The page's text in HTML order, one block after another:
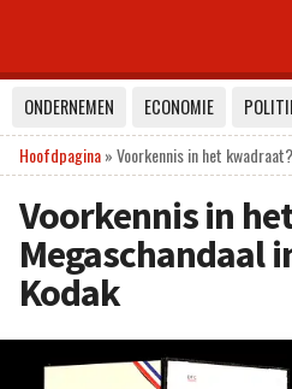
ONDERNEMEN ECONOMIE
Hoofdpagina»Voorkennis in het
Voorkennis in
Megaschandaal
Kodak